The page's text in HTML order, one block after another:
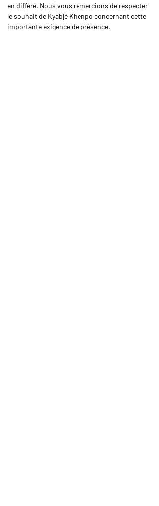
en différé. Nous vous remercions de respecter
le souhait de Kyabjé Khenpo concernant cette
importante exigence de présence.